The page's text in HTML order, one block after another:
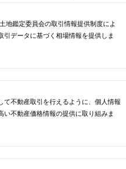
地鑑定委員会の取引情報提供制度によ
引データに基づく相場情報を提供しま
て不動産取引を行えるように、個人情報
い不動産価格情報の提供に取り組みま